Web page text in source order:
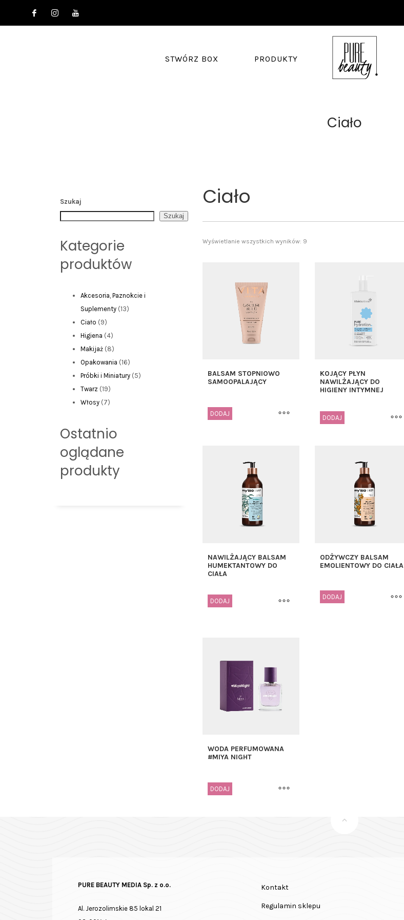
STWÓRZ BOX PRODUKTY
Ciało
Ciało
Wyświetlanie wszystkich wyników: 9
BALSAM STOPNIOWO
SAMOOPALAJĄCY
DODAJ
KOJĄCY PŁYN
NAWILŻAJĄCY DO
HIGIENY INTYMNEJ
DODAJ
NAWILŻAJĄCY BALSAM
HUMEKTANTOWY DO
CIAŁA
DODAJ
ODŻYWCZY BALSAM
EMOLIENTOWY DO CIAŁA
DODAJ
WODA PERFUMOWANA
#MIYA NIGHT
DODAJ
Szukaj
Szukaj
Kategorie
produktów
Akcesoria, Paznokcie i
Suplementy 1313
Ciało 99
produktów
Higiena 44
produkty
Makijaż 88
produktów
Opakowania 1616
produktów
Próbki i Miniatury 55
Twarz 1919
produktów
Włosy 77
Ostatnio
oglądane
produkty
PURE BEAUTY MEDIA Sp. z o.o.
Al. Jerozolimskie 85 lokal 21
Kontakt
Regulamin sklepu